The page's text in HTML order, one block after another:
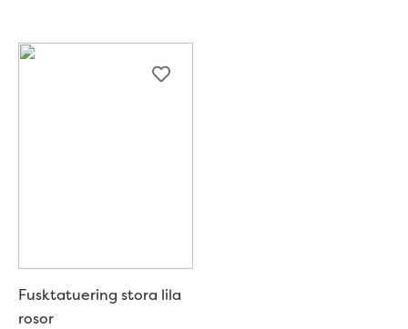
Fusktatuering stora lila
rosor